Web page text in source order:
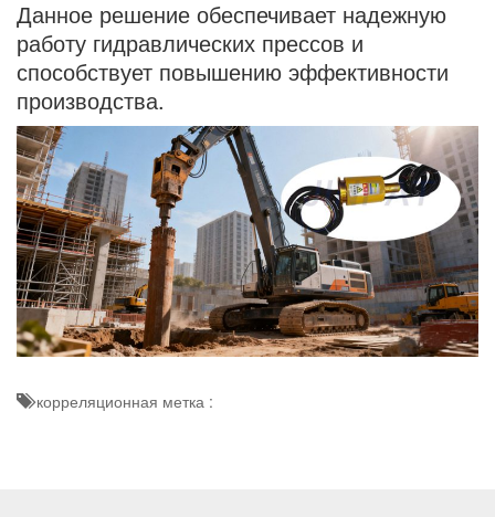
Данное решение обеспечивает надежную
работу гидравлических прессов и
способствует повышению эффективности
производства.
корреляционная метка :